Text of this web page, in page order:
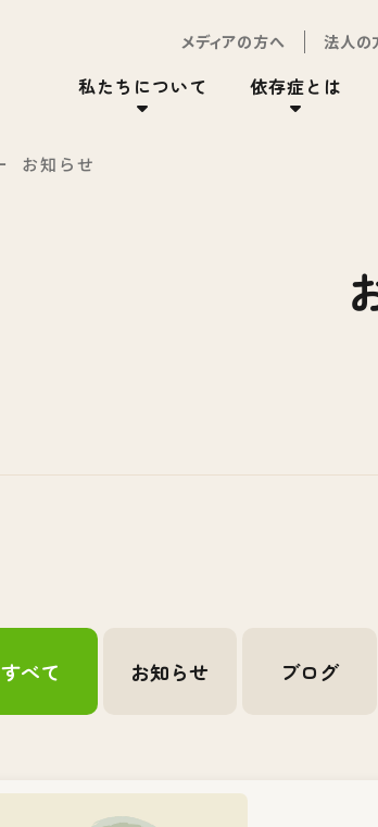
メディアの方へ 法人の
私たちについて 依存症とは
お知らせ
すべて お知らせ ブログ